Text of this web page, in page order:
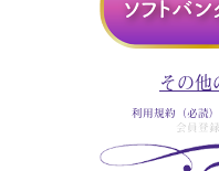
その
利用規約（必読）
会員登